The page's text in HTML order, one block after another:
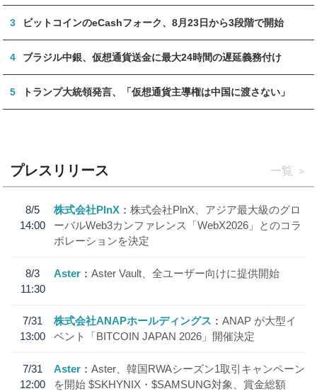
3 ビットコインのeCashフォーク、8月23日から3段階で開始
4 ブラジル中銀、仮想通貨送金に最大24時間の遅延義務付け
5 トランプ大統領発言、「仮想通貨主導権は中国に渡さない」
プレスリリース 一覧
8/5
14:00
株式会社PlnX
株式会社PlnX、アジア最大級のグロ
ーバルWeb3カンファレンス「WebX2026」とのコラ
ボレーションを決定
8/3
11:30
Aster Aster Vault、全ユーザー向けに提供開始
7/31
13:00
株式会社ANAPホールディングス
ANAP が大型イ
ベント「BITCOIN JAPAN 2026」開催決定
7/31
12:00
Aster
Aster、韓国RWAシーズン1取引キャンペーン
を開始 $SKHYNIX・$SAMSUNG対象、賞金総額